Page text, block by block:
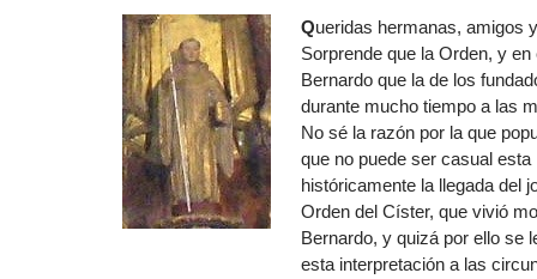
Queridas hermanas, amigos
Sorprende que la Orden, y
Bernardo que la de los
durante mucho tiempo a las
No sé la razón por la que
que no puede ser casual
históricamente la llegada del
Orden del Císter, que vivió
Bernardo, y quizá por ello se
esta interpretación a las